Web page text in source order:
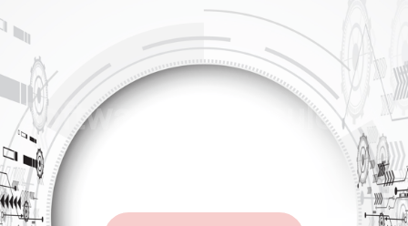
Software e Consulenza